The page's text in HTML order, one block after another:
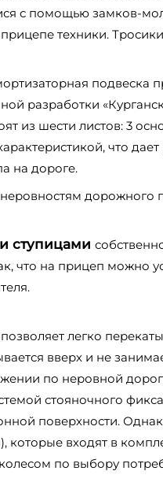
с помощью замков-
техники.
подвеска
разработки
из шести листов: 3
что
на дороге.
дорожного
ступицами
что на прицеп можно
легко
вверх и не
по неровной
стояночного
поверхности.
которые входят в
по выбору